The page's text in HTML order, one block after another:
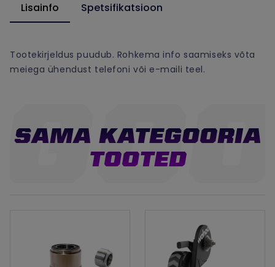
Lisainfo Spetsifikatsioon
Tootekirjeldus puudub. Rohkema info saamiseks võta
meiega ühendust telefoni või e-maili teel.
SAMA KATEGOORIA
TOOTED